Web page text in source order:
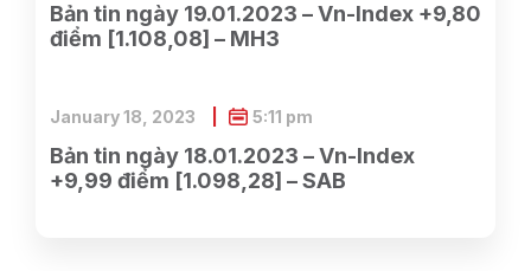
Bản tin ngày 19.01.2023 – Vn-Index +9,80
điểm [1.108,08] – MH3
Bản tin ngày 18.01.2023 – Vn-Index
+9,99 điểm [1.098,28] – SAB
January 18, 2023 5:11 pm